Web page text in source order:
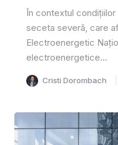
În contextul
seceta severã, care
Electroenergetic
electroenergetice...
Cristi Dorombach